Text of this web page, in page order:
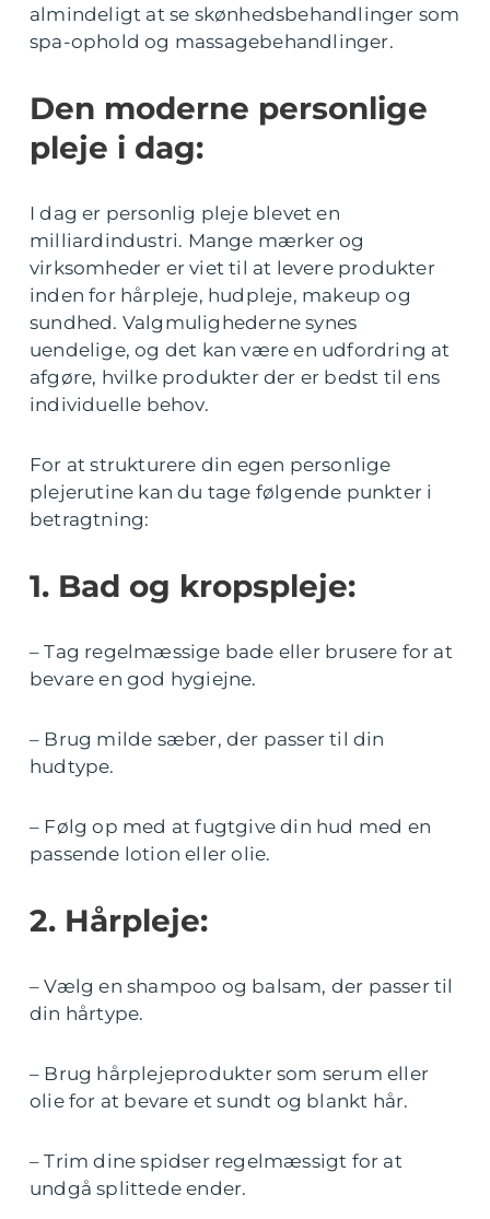
almindeligt at se skønhedsbehandlinger som
spa-ophold og massagebehandlinger.
Den moderne personlige
pleje i dag:
I dag er personlig pleje blevet en
milliardindustri. Mange mærker og
virksomheder er viet til at levere produkter
inden for hårpleje, hudpleje, makeup og
sundhed. Valgmulighederne synes
uendelige, og det kan være en udfordring at
afgøre, hvilke produkter der er bedst til ens
individuelle behov.
For at strukturere din egen personlige
plejerutine kan du tage følgende punkter i
betragtning:
1. Bad og kropspleje:
– Tag regelmæssige bade eller brusere for at
bevare en god hygiejne.
– Brug milde sæber, der passer til din
hudtype.
– Følg op med at fugtgive din hud med en
passende lotion eller olie.
2. Hårpleje:
– Vælg en shampoo og balsam, der passer til
din hårtype.
– Brug hårplejeprodukter som serum eller
olie for at bevare et sundt og blankt hår.
– Trim dine spidser regelmæssigt for at
undgå splittede ender.